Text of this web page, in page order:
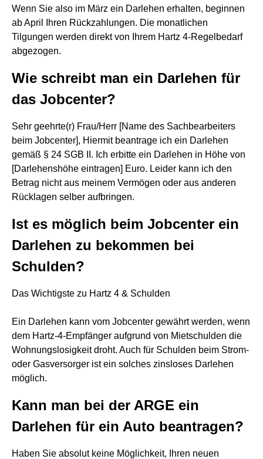
Wenn Sie also im März ein Darlehen erhalten, beginnen
ab April Ihren Rückzahlungen. Die monatlichen
Tilgungen werden direkt von Ihrem Hartz 4-Regelbedarf
abgezogen.
Wie schreibt man ein Darlehen für
das Jobcenter?
Sehr geehrte(r) Frau/Herr [Name des Sachbearbeiters
beim Jobcenter], Hiermit beantrage ich ein Darlehen
gemäß § 24 SGB II. Ich erbitte ein Darlehen in Höhe von
[Darlehenshöhe eintragen] Euro. Leider kann ich den
Betrag nicht aus meinem Vermögen oder aus anderen
Rücklagen selber aufbringen.
Ist es möglich beim Jobcenter ein
Darlehen zu bekommen bei
Schulden?
Das Wichtigste zu Hartz 4 & Schulden
Ein Darlehen kann vom Jobcenter gewährt werden, wenn
dem Hartz-4-Empfänger aufgrund von Mietschulden die
Wohnungslosigkeit droht. Auch für Schulden beim Strom-
oder Gasversorger ist ein solches zinsloses Darlehen
möglich.
Kann man bei der ARGE ein
Darlehen für ein Auto beantragen?
Haben Sie absolut keine Möglichkeit, Ihren neuen